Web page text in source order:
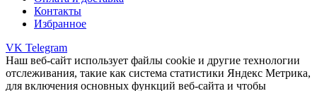
Контакты
Избранное
VK Telegram
Наш веб-сайт использует файлы cookie и другие технологии
отслеживания, такие как система статистики Яндекс Метрика,
для включения основных функций веб-сайта и чтобы